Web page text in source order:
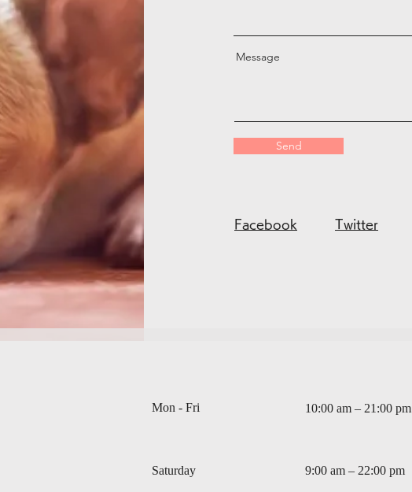
Message
Send
Facebook Twitter
Mon - Fri 10:00 am – 21:00 pm
Saturday 9:00 am – 22:00 pm